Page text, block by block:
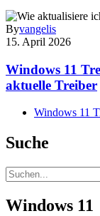
Byvangelis
15. April 2026
Windows 11
aktuelle Treiber
Windows 11
Suche
Windows 11